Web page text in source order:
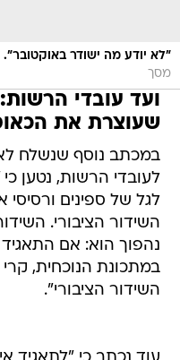
"לא יודע מה ישודר
מסך
ועד עובדי
שעוצרת את
במכתב נוסף שנשלח
לעובדי הרשות, נטען
לגל של ספינים ורסיסי
השידור הציבורי.
נהפוך הוא: אם
במתכונת הנוכחית,
השידור הציבורי".